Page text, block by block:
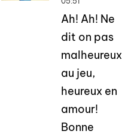
Ah! Ah! Ne
dit on pas
malheureux
au jeu,
heureux en
amour!
Bonne